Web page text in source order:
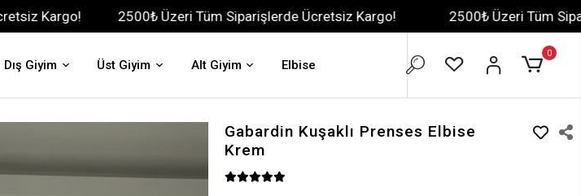
2500₺ Üzeri Tüm Siparişlerde Ücretsiz Kargo! 2500₺ Üzeri Tüm Siparişlerde
Dış Giyim Üst Giyim Alt Giyim Elbise
0
Gabardin Kuşaklı Prenses Elbise
Krem